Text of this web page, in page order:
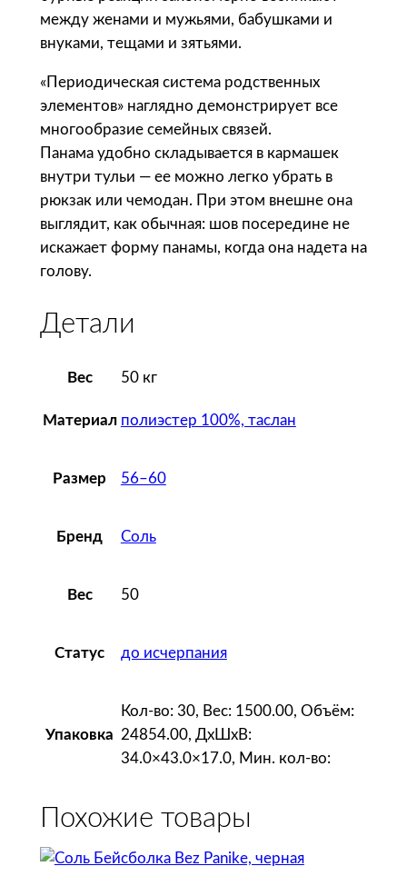
а
с
д
м
и
т
между женами и мужьями, бабушками и
внуками, тещами и зятьями.
«Периодическая система родственных
элементов» наглядно демонстрирует все
многообразие семейных связей.
Панама удобно складывается в кармашек
внутри тульи — ее можно легко убрать в
рюкзак или чемодан. При этом внешне она
выглядит, как обычная: шов посередине не
искажает форму панамы, когда она надета на
голову.
Детали
Вес 50 кг
Материал полиэстер 100%, таслан
Размер 56–60
Бренд Соль
Вес 50
Статус до исчерпания
Упаковка
Кол-во: 30, Вес: 1500.00, Объём:
24854.00, ДxШxВ:
34.0×43.0×17.0, Мин. кол-во:
Похожие товары